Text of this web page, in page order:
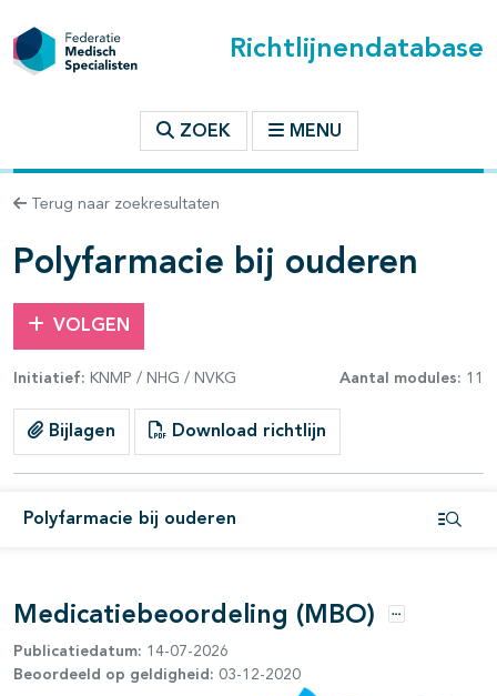
Richtlijnendatabase
ZOEK MENU
Terug naar zoekresultaten
Polyfarmacie bij ouderen
VOLGEN
Initiatief: KNMP / NHG / NVKG Aantal modules: 11
Bijlagen Download richtlijn
Polyfarmacie bij ouderen
binnen deze richtlijn
open- en dichtklappen
open- en dichtklappen
Medicatiebeoordeling (MBO) Opties
Publicatiedatum: 14-07-2026
Beoordeeld op geldigheid: 03-12-2020